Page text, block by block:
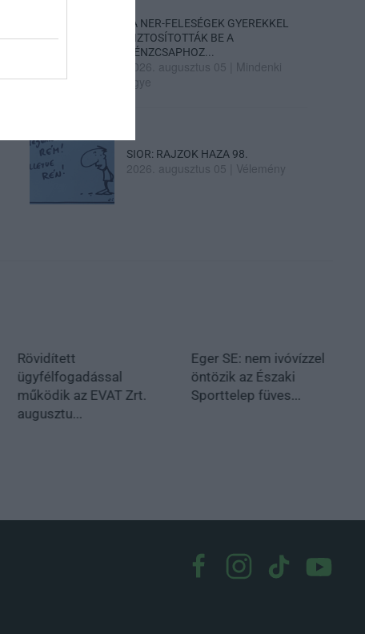
„A NER-FELESÉGEK GYEREKKEL
BIZTOSÍTOTTÁK BE A
PÉNZCSAPHOZ...
2026. augusztus 05
Mindenki
ügye
SIOR: RAJZOK HAZA 98.
2026. augusztus 05 Vélemény
Rövidített
ügyfélfogadással
működik az EVAT Zrt.
augusztu...
Eger SE: nem ivóvízzel
öntözik az Északi
Sporttelep füves...